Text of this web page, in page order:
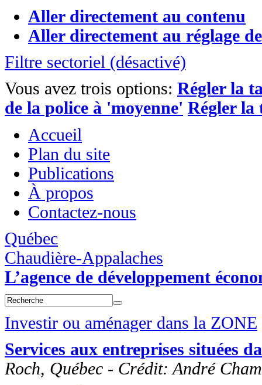
Aller directement au contenu
Aller directement au réglage
Filtre sectoriel (désactivé)
Vous avez trois options: Régler la
de la police à 'moyenne' Régler la
Accueil
Plan du site
Publications
À propos
Contactez-nous
Québec
Chaudière-Appalaches
L’agence de développement
Investir ou aménager dans la ZONE
Services aux entreprises situées
Roch, Québec - Crédit: André